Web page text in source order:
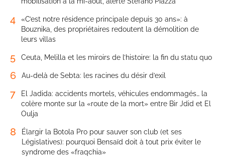
4
«C’est notre résidence principale depuis 30 ans»: à
Bouznika, des propriétaires redoutent la démolition de
leurs villas
5 Ceuta, Melilla et les miroirs de l’histoire: la fin du statu quo
6 Au-delà de Sebta: les racines du désir d’exil
7
El Jadida: accidents mortels, véhicules endommagés… la
colère monte sur la «route de la mort» entre Bir Jdid et El
Oulja
8
Élargir la Botola Pro pour sauver son club (et ses
Législatives): pourquoi Bensaïd doit à tout prix éviter le
syndrome des «fraqchia»